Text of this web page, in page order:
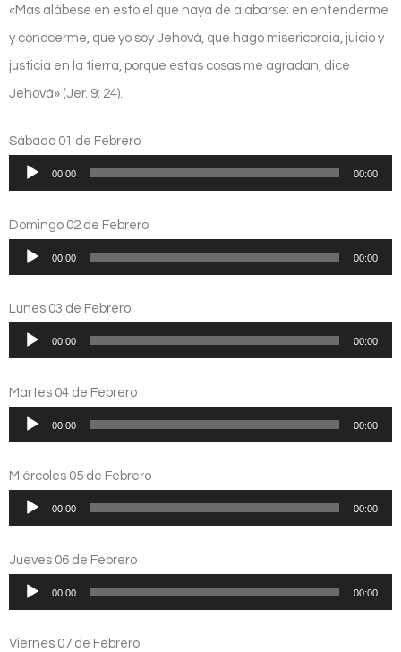
«Mas alábese en esto el que haya de alabarse: en entenderme
y conocerme, que yo soy Jehová, que hago misericordia, juicio y
justicia en la tierra, porque estas cosas me agradan, dice
Jehová» (Jer. 9: 24).
Sábado 01 de Febrero
Reproductor
audio
00:00 00:00
Domingo 02 de Febrero
Reproductor
audio
00:00 00:00
Lunes 03 de Febrero
Reproductor
audio
00:00 00:00
Martes 04 de Febrero
Reproductor
audio
00:00 00:00
Miércoles 05 de Febrero
Reproductor
audio
00:00 00:00
Jueves 06 de Febrero
Reproductor
audio
00:00 00:00
Viernes 07 de Febrero